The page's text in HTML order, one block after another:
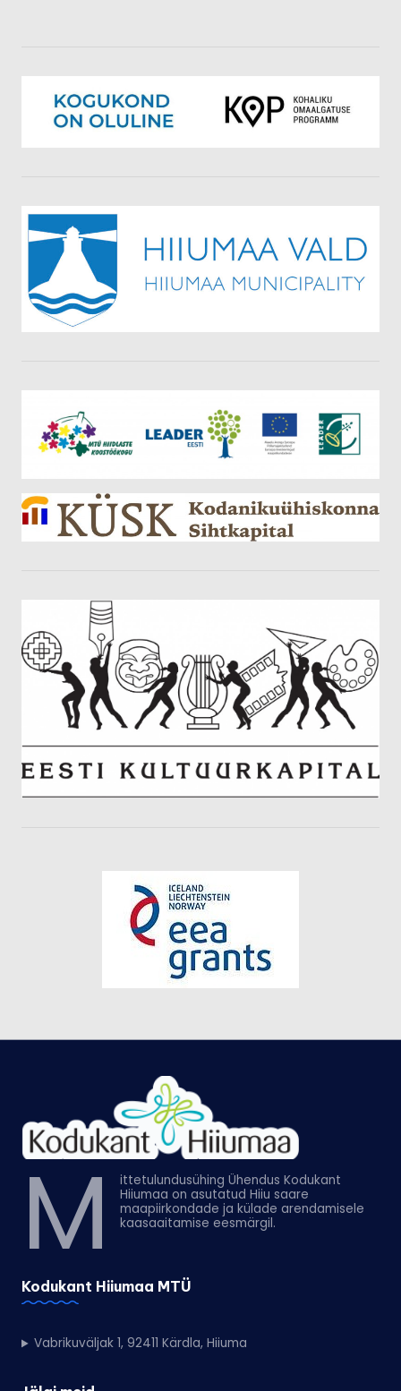
M
ittetulundusühing Ühendus Kodukant
Hiiumaa on asutatud Hiiu saare
maapiirkondade ja külade arendamisele
kaasaaitamise eesmärgil.
Kodukant Hiiumaa MTÜ
Vabrikuväljak 1, 92411 Kärdla, Hiiuma